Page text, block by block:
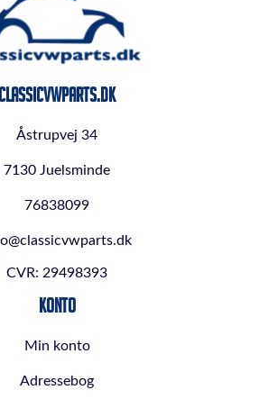
Åstrupvej 34
7130 Juelsminde
76838099
CVR: 29498393
Konto
Min konto
Adressebog